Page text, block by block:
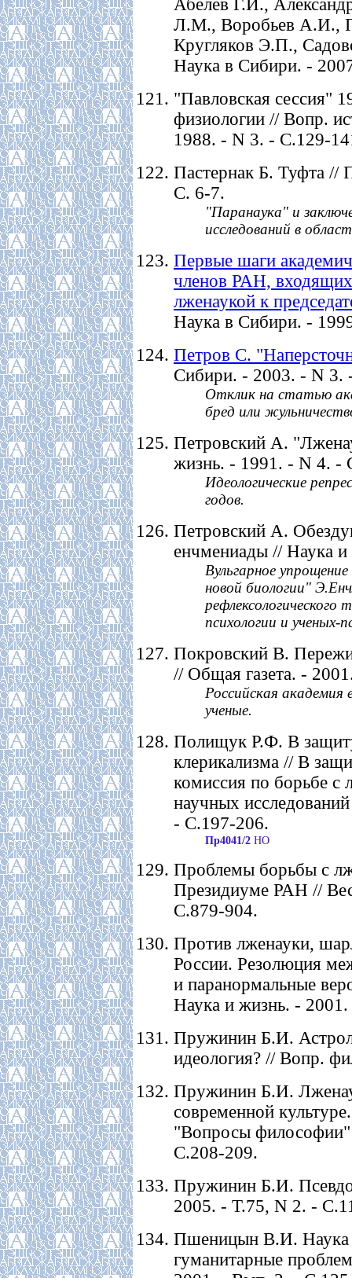
Абелев Г.И.,
Л.М., Воробьев А.И.,
Кругляков Э.П.,
Наука в Сибири. -
"Павловская сессия"
физиологии // Вопр.
1988. - N 3. - С.129-
Пастернак Б. Туфта
С. 6-7.
"Паранаука" и
исследований в
Первые шаги
членов РАН,
лженаукой к
Наука в Сибири. -
Петров С.
Сибири. - 2003. - N 3.
Отклик на статью
бред или
Петровский А.
жизнь. - 1991. - N 4. -
Идеологические
годов.
Петровский А.
енчмениады // Наука
Вульгарное
новой биологии"
рефлексологического
психологии и ученых-
Покровский В.
// Общая газета. -
Российская академия
ученые.
Полищук Р.Ф. В
клерикализма // В
комиссия по борьбе с
научных
- С.197-206.
Пр4041/2 НО
Проблемы борьбы с
Президиуме РАН //
С.879-904.
Против лженауки,
России. Резолюция
и паранормальные
Наука и жизнь. -
Пружинин Б.И.
идеология? // Вопр.
Пружинин Б.И.
современной
"Вопросы философии"
С.208-209.
Пружинин Б.И.
2005. - Т.75, N 2. -
Пшеницын В.И. Наука
гуманитарные